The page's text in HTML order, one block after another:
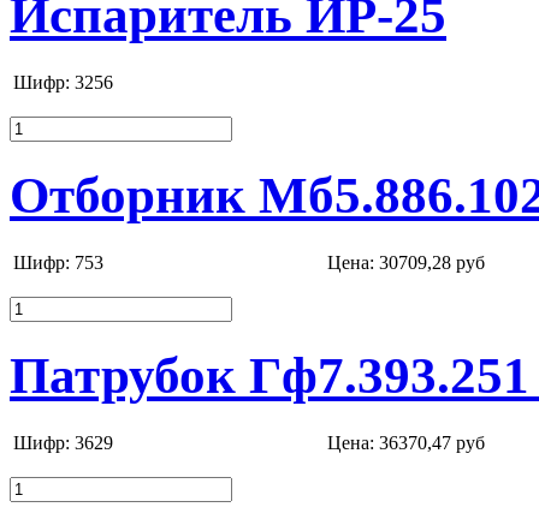
Испаритель ИР-25
Шифр: 3256
Отборник
Шифр: 753 Цена: 30709,28 руб
Патрубок
Шифр: 3629 Цена: 36370,47 руб